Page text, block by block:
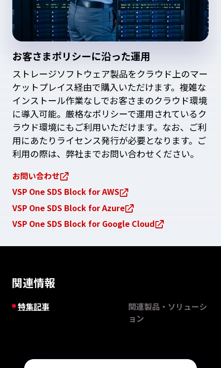
お客さまポリシーに沿った運用
ストレージソフトウェア製品をクラウド上のマー
ケットプレイス経由で購入いただけます。複雑な
インストール作業なしでお客さまのクラウド環境
に導入可能。厳格なポリシーで運用されているク
ラウド環境にもご利用いただけます。なお、ご利
用にあたりライセンス発行が必要となります。ご
利用の際は、弊社までお問い合わせください。
お問い合わせ
VSP One SDS Block for AWS
VSP One SDS Block for Azure
VSP One SDS Block for Google Cloud
関連情報
特集記事
関連製品・ソリューシ
ョン